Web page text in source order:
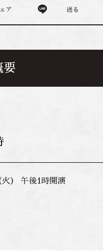
ア 送る
要
火） 午後1時開演